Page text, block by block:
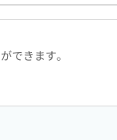
できます。